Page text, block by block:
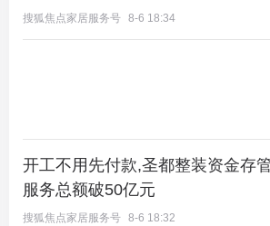
搜狐焦点家居服务号 8-6 18:34
开工不用先付款,圣都整装资金存
服务总额破50亿元
搜狐焦点家居服务号 8-6 18:32